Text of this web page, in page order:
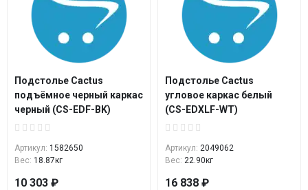
Подстолье Cactus
подъёмное черный каркас
черный (CS-EDF-BK)
Артикул: 1582650
Вес: 18.87кг
10 303 ₽
Подстолье Cactus
угловое каркас белый
(CS-EDXLF-WT)
Артикул: 2049062
Вес: 22.90кг
16 838 ₽